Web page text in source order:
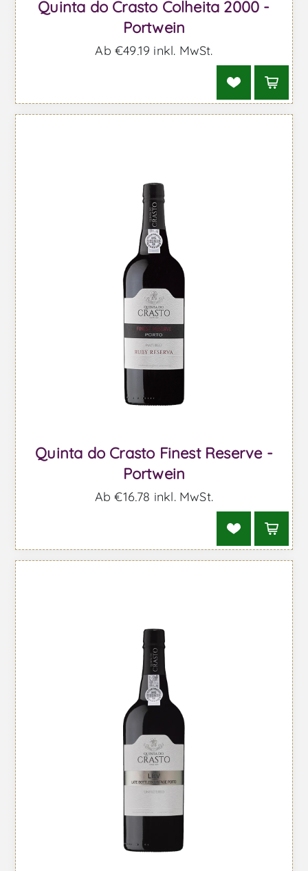
Quinta do Crasto Colheita 2000 -
Portwein
Ab €49,19 inkl. MwSt.
Quinta do Crasto Finest Reserve -
Portwein
Ab €16,78 inkl. MwSt.